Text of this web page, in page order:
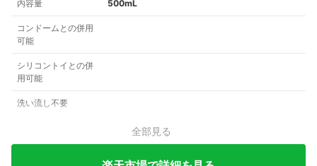
内容量 500mL
コンドームとの併用
可能
シリコントイとの併
用可能
洗い流し不要
全部見る